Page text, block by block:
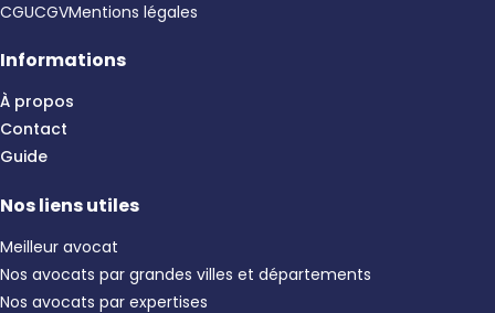
CGUCGVMentions légales
Informations
À propos
Contact
Guide
Nos liens utiles
Meilleur avocat
Nos avocats par grandes villes et départements
Nos avocats par expertises